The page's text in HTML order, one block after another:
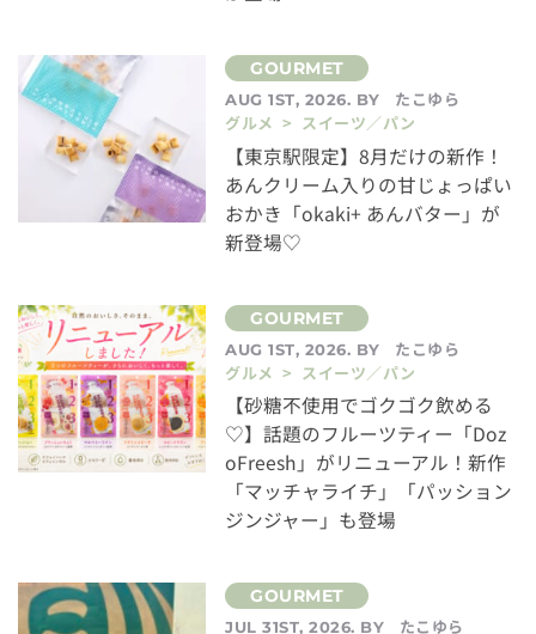
AUG 1ST, 2026. BY
たこゆら
グルメ > スイーツ／パン
【東京駅限定】8月だけの新作！
あんクリーム入りの甘じょっぱい
おかき「okaki+ あんバター」が
新登場♡
AUG 1ST, 2026. BY
たこゆら
グルメ > スイーツ／パン
【砂糖不使用でゴクゴク飲める
♡】話題のフルーツティー「Doz
oFreesh」がリニューアル！新作
「マッチャライチ」「パッション
ジンジャー」も登場
JUL 31ST, 2026. BY
たこゆら